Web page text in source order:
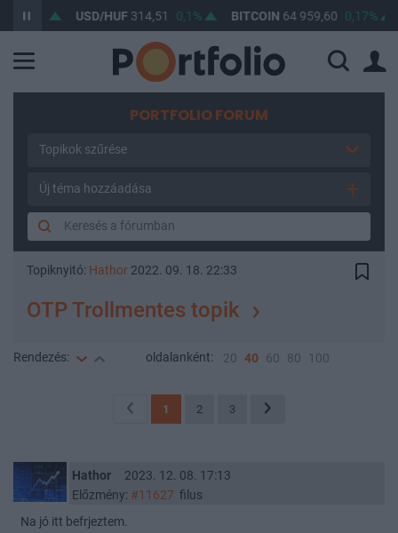
USD/HUF314,51 0,1% BITCOIN64 959,60 0,17%
PORTFOLIO FORUM
Topikok szűrése
Új téma hozzáadása
Topiknyitó: Hathor 2022. 09. 18. 22:33
OTP Trollmentes topik
Rendezés: oldalanként: 20 40 60 80 100
1 2 3
Hathor
2023. 12. 08. 17:13
Előzmény: #11627 filus
Na jó itt befrjeztem.